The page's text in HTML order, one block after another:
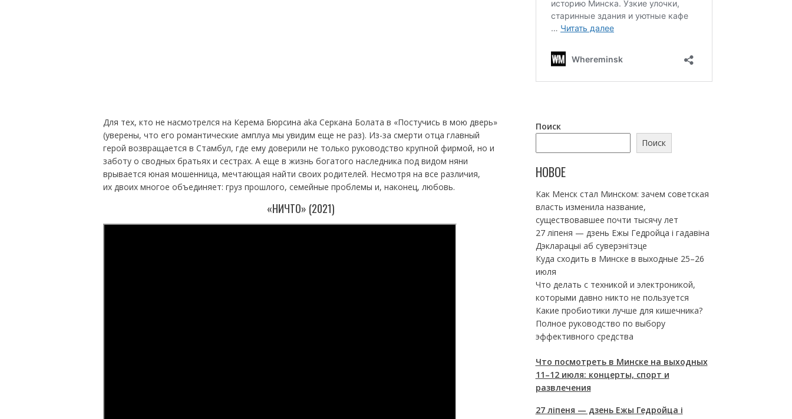
Для тех, кто не насмотрелся на Керема Бюрсина aka Серкана Болата в «Постучись в мою дверь»
(уверены, что его романтические амплуа мы увидим еще не раз). Из-за смерти отца главный
герой возвращается в Стамбул, где ему доверили не только руководство крупной фирмой, но и
заботу о сводных братьях и сестрах. А еще в жизнь богатого наследника под видом няни
врывается юная мошенница, мечтающая найти своих родителей. Несмотря на все различия,
их двоих многое объединяет: груз прошлого, семейные проблемы и, наконец, любовь.
«НИЧТО» (2021)
Поиск
Поиск
НОВОЕ
Как Менск стал Минском: зачем советская
власть изменила название,
существовавшее почти тысячу лет
27 ліпеня — дзень Ежы Гедройца і гадавіна
Дэкларацыі аб суверэнітэце
Куда сходить в Минске в выходные 25–26
июля
Что делать с техникой и электроникой,
которыми давно никто не пользуется
Какие пробиотики лучше для кишечника?
Полное руководство по выбору
эффективного средства
Что посмотреть в Минске на выходных
11–12 июля: концерты, спорт и
развлечения
27 ліпеня — дзень Ежы Гедройца і